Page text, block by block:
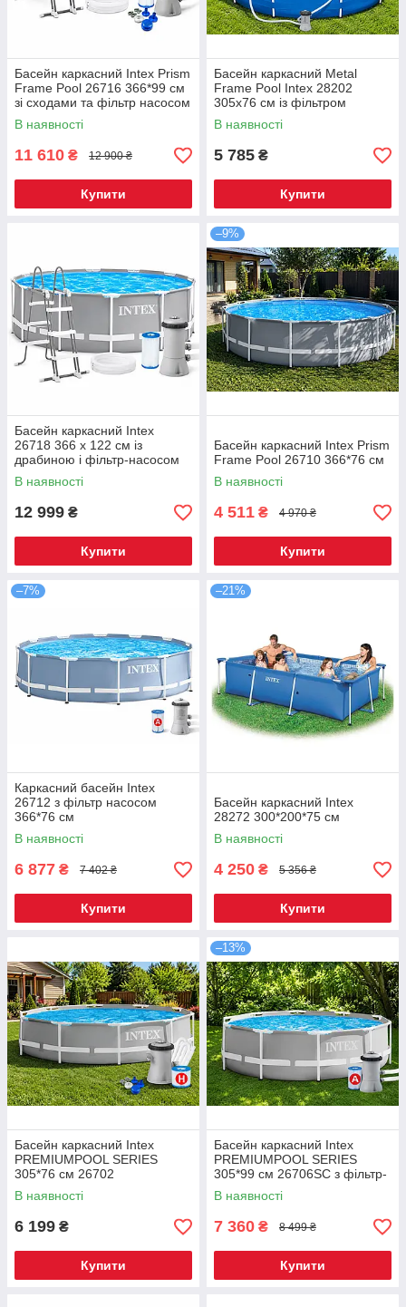
Басейн каркасний Intex Prism
Frame Pool 26716 366*99 см
зі сходами та фільтр насосом
В наявності
11 610 ₴ 12 900 ₴
Купити
Басейн каркасний Metal
Frame Pool Intex 28202
305х76 см із фільтром
насосом
В наявності
5 785 ₴
Купити
Басейн каркасний Intex
26718 366 х 122 см із
драбиною і фільтр-насосом
В наявності
12 999 ₴
Купити
–9%
Басейн каркасний Intex Prism
Frame Pool 26710 366*76 см
В наявності
4 511 ₴ 4 970 ₴
Купити
–7%
Каркасний басейн Intex
26712 з фільтр насосом
366*76 см
В наявності
6 877 ₴ 7 402 ₴
Купити
–21%
Басейн каркасний Intex
28272 300*200*75 см
В наявності
4 250 ₴ 5 356 ₴
Купити
Басейн каркасний Intex
PREMIUMPOOL SERIES
305*76 см 26702
В наявності
6 199 ₴
Купити
–13%
Басейн каркасний Intex
PREMIUMPOOL SERIES
305*99 см 26706SC з фільтр-
насосом
В наявності
7 360 ₴ 8 499 ₴
Купити